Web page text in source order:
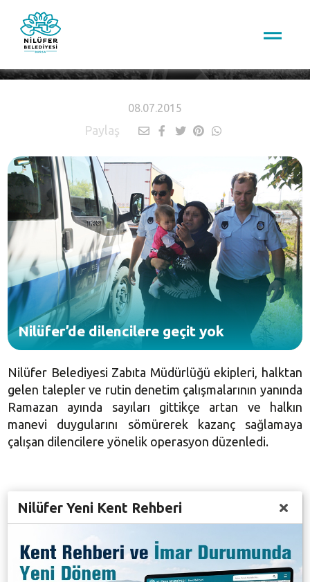
08.07.2015
Paylaş
Nilüfer’de dilencilere geçit yok
Nilüfer Belediyesi Zabıta Müdürlüğü ekipleri, halktan
gelen talepler ve rutin denetim çalışmalarının yanında
Ramazan ayında sayıları gittikçe artan ve halkın
manevi duygularını sömürerek kazanç sağlamaya
çalışan dilencilere yönelik operasyon düzenledi.
Nilüfer İlçe Emniyet Müdürlüğü ile koordineli şekilde
kavşaklarda dilenen kişiler yakalanarak, haklarında
yasal işlem yapıldı. Nilüfer Belediyesi Zabıta
Nilüfer Yeni Kent Rehberi